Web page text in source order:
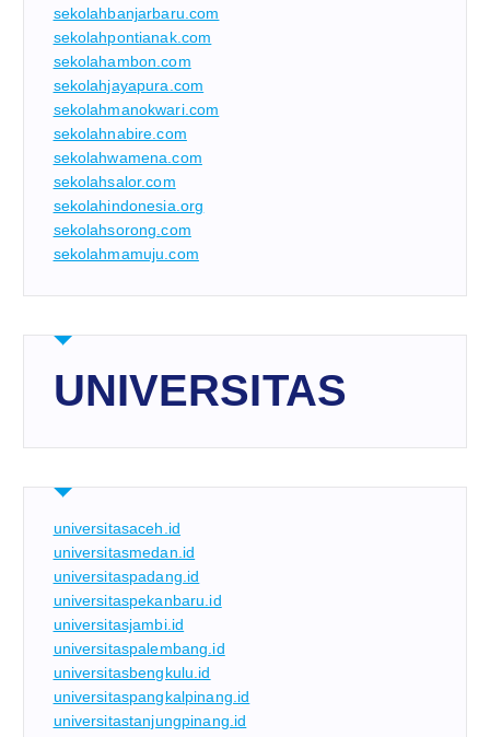
sekolahbanjarbaru.com
sekolahpontianak.com
sekolahambon.com
sekolahjayapura.com
sekolahmanokwari.com
sekolahnabire.com
sekolahwamena.com
sekolahsalor.com
sekolahindonesia.org
sekolahsorong.com
sekolahmamuju.com
UNIVERSITAS
universitasaceh.id
universitasmedan.id
universitaspadang.id
universitaspekanbaru.id
universitasjambi.id
universitaspalembang.id
universitasbengkulu.id
universitaspangkalpinang.id
universitastanjungpinang.id